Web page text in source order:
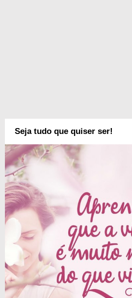
Seja tudo que quiser ser!